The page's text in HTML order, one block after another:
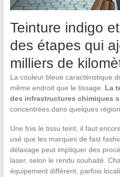
Teinture indigo
des étapes qui
milliers de
La couleur bleue caractéristique
même endroit que le tissage. La
des infrastructures chimiques
concentrées dans quelques
Une fois le tissu teint, il faut
usé que les marques de fast
délavage peut impliquer des
laser, selon le rendu souhaité.
équipement différent, parfois